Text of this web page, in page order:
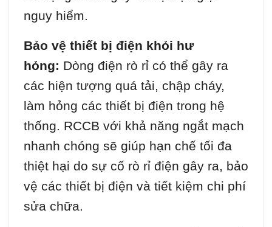
nguy hiểm.
Bảo vệ thiết bị điện khỏi hư
hỏng: Dòng điện rò rỉ có thể gây ra
các hiện tượng quá tải, chập cháy,
làm hỏng các thiết bị điện trong hệ
thống. RCCB với khả năng ngắt mạch
nhanh chóng sẽ giúp hạn chế tối đa
thiệt hại do sự cố rò rỉ điện gây ra, bảo
vệ các thiết bị điện và tiết kiệm chi phí
sửa chữa.